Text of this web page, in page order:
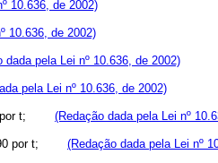
10.636, de 2002)
10.636, de 2002)
dada pela Lei nº 10.636, de 2002)
pela Lei nº 10.636, de 2002)
por t; (Redação dada pela Lei nº
por t; (Redação dada pela Lei nº